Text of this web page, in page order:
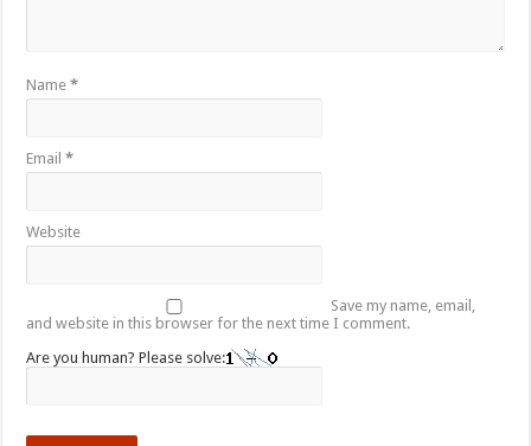
Name*
Email*
Website
Save my name, email,
and website in this browser for the next time I comment.
Are you human? Please solve: